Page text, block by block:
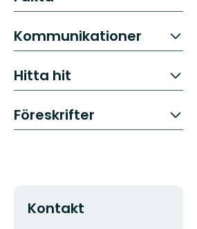
Kommunikationer
Hitta hit
Föreskrifter
Kontakt